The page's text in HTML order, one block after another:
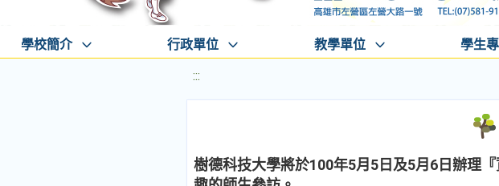
學校簡介 行政單位 教學單位 學生
:::
樹德科技大學將於100年5月5日及5月6日辦理